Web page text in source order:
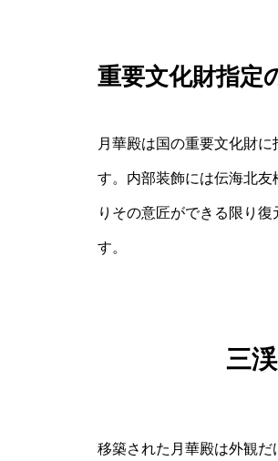
重要文化財指定
月華殿は国の重要文化財
す。内部装飾には伝海北
りその意匠ができる限り
す。
三
移築された月華殿は外観